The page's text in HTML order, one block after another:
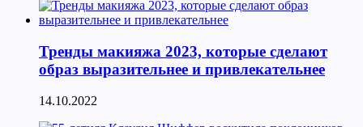
Тренды макияжа 2023, которые сделают
образ выразительнее и привлекательнее
14.10.2022